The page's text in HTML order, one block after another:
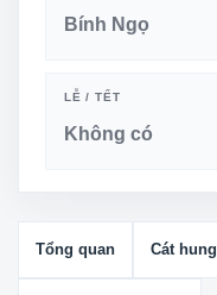
Bính Ngọ
LỄ / TẾT
Không có
Tổng quan Cát hung